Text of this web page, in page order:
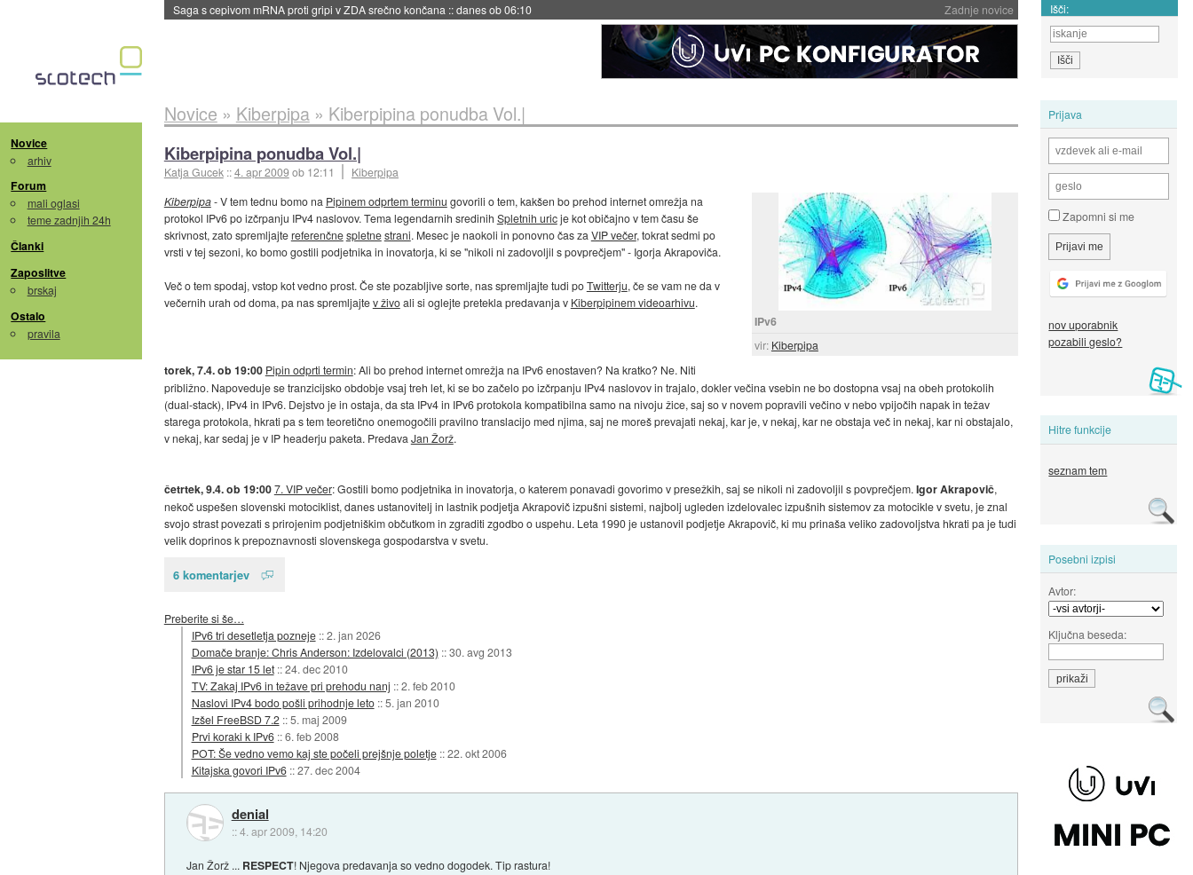
Zadnje novice
Saga s cepivom mRNA proti gripi v ZDA srečno končana ::danes ob 06:10 Išči:
Novice
arhiv
Forum
mali oglasi
teme zadnjih 24h
Članki
Zaposlitve
brskaj
Ostalo
pravila
Prijava
Zapomni si me
nov uporabnik
pozabili geslo?
Hitre funkcije
seznam tem
Posebni izpisi
Avtor:
Ključna beseda:
Novice » Kiberpipa» Kiberpipina ponudba Vol.|
Kiberpipina ponudba Vol.|
Katja Gucek ::4. apr 2009ob 12:11 Kiberpipa
IPv6
vir: Kiberpipa
Kiberpipa- V tem tednu bomo na Pipinem odprtem terminu govorili o tem, kakšen bo prehod internet omrežja na
protokol IPv6 po izčrpanju IPv4 naslovov. Tema legendarnih sredinih Spletnih uricje kot običajno v tem času še
skrivnost, zato spremljajtereferenčnespletnestrani. Mesec je naokoli in ponovno čas za VIP večer, tokrat sedmi po
vrsti v tej sezoni, ko bomo gostili podjetnika in inovatorja, ki se "nikoli ni zadovoljil s povprečjem" - Igorja Akrapoviča.
Več o tem spodaj, vstop kot vedno prost. Če ste pozabljive sorte, nas spremljajte tudi poTwitterju, če se vam ne da v
večernih urah od doma, pa nas spremljajtev živoali si oglejte pretekla predavanja v Kiberpipinem videoarhivu.
torek, 7.4. ob 19:00 Pipin odprti termin: Ali bo prehod internet omrežja na IPv6 enostaven? Na kratko? Ne. Niti
približno. Napoveduje se tranzicijsko obdobje vsaj treh let, ki se bo začelo po izčrpanju IPv4 naslovov in trajalo, dokler večina vsebin ne bo dostopna vsaj na obeh protokolih
(dual-stack), IPv4 in IPv6. Dejstvo je in ostaja, da sta IPv4 in IPv6 protokola kompatibilna samo na nivoju žice, saj so v novem popravili večino v nebo vpijočih napak in težav
starega protokola, hkrati pa s tem teoretično onemogočili pravilno translacijo med njima, saj ne moreš prevajati nekaj, kar je, v nekaj, kar ne obstaja več in nekaj, kar ni obstajalo,
v nekaj, kar sedaj je v IP headerju paketa. Predava Jan Žorž.
četrtek, 9.4. ob 19:007. VIP večer: Gostili bomo podjetnika in inovatorja, o katerem ponavadi govorimo v presežkih, saj se nikoli ni zadovoljil s povprečjem. Igor Akrapovič,
nekoč uspešen slovenski motociklist, danes ustanovitelj in lastnik podjetja Akrapovič izpušni sistemi, najbolj ugleden izdelovalec izpušnih sistemov za motocikle v svetu, je znal
svojo strast povezati s prirojenim podjetniškim občutkom in zgraditi zgodbo o uspehu. Leta 1990 je ustanovil podjetje Akrapovič, ki mu prinaša veliko zadovoljstva hkrati pa je tudi
velik doprinos k prepoznavnosti slovenskega gospodarstva v svetu.
6 komentarjev
Preberite si še…
IPv6 tri desetletja pozneje ::2. jan 2026
Domače branje: Chris Anderson: Izdelovalci (2013) ::30. avg 2013
IPv6 je star 15 let ::24. dec 2010
TV: Zakaj IPv6 in težave pri prehodu nanj ::2. feb 2010
Naslovi IPv4 bodo pošli prihodnje leto ::5. jan 2010
Izšel FreeBSD 7.2 ::5. maj 2009
Prvi koraki k IPv6 ::6. feb 2008
POT: Še vedno vemo kaj ste počeli prejšnje poletje ::22. okt 2006
Kitajska govori IPv6 ::27. dec 2004
denial
::4. apr 2009, 14:20
Jan Žorž ... RESPECT! Njegova predavanja so vedno dogodek. Tip rastura!